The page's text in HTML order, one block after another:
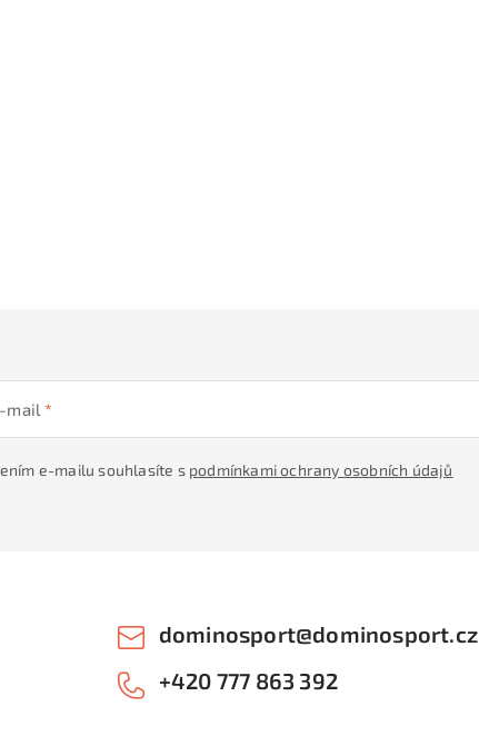
mail
e-mailu souhlasíte s podmínkami ochrany osobních údajů
dominosport@dominosport.cz
+420 777 863 392